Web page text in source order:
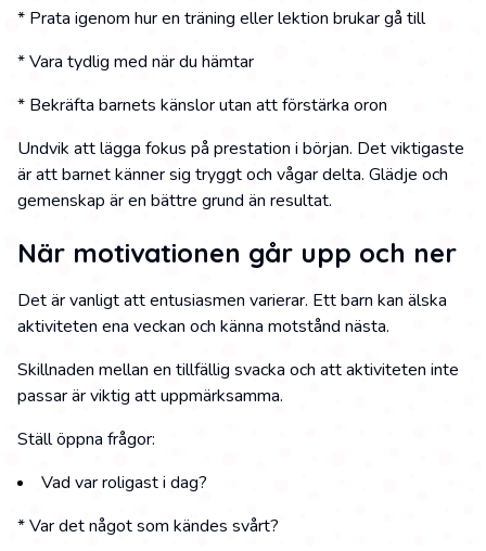
* Prata igenom hur en träning eller lektion brukar gå till
* Vara tydlig med när du hämtar
* Bekräfta barnets känslor utan att förstärka oron
Undvik att lägga fokus på prestation i början. Det viktigaste
är att barnet känner sig tryggt och vågar delta. Glädje och
gemenskap är en bättre grund än resultat.
När motivationen går upp och ner
Det är vanligt att entusiasmen varierar. Ett barn kan älska
aktiviteten ena veckan och känna motstånd nästa.
Skillnaden mellan en tillfällig svacka och att aktiviteten inte
passar är viktig att uppmärksamma.
Ställ öppna frågor:
Vad var roligast i dag?
* Var det något som kändes svårt?